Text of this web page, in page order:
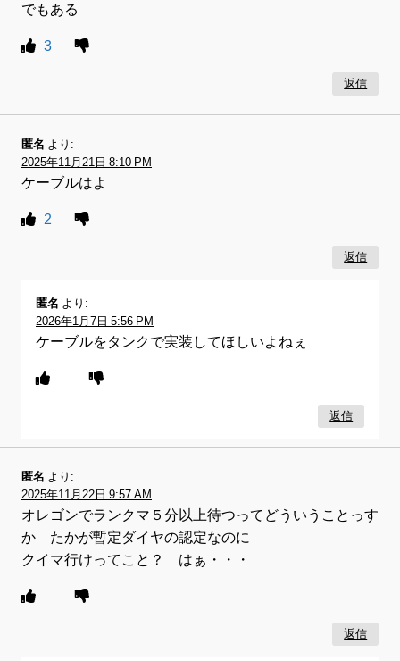
でもある
3
返信
匿名 より:
2025年11月21日 8:10 PM
ケーブルはよ
2
返信
匿名 より:
2026年1月7日 5:56 PM
ケーブルをタンクで実装してほしいよねぇ
返信
匿名 より:
2025年11月22日 9:57 AM
オレゴンでランクマ５分以上待つってどういうことっす
か たかが暫定ダイヤの認定なのに
クイマ行けってこと？ はぁ・・・
返信